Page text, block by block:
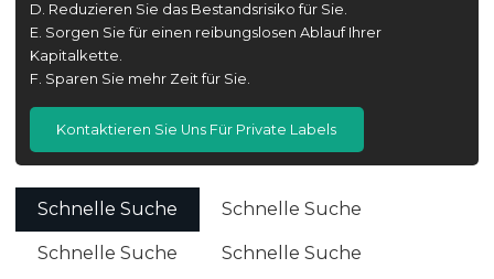
D. Reduzieren Sie das Bestandsrisiko für Sie.
E. Sorgen Sie für einen reibungslosen Ablauf Ihrer
Kapitalkette.
F. Sparen Sie mehr Zeit für Sie.
Kontaktieren Sie Uns Für Private Labels
Schnelle Suche Schnelle Suche
Schnelle Suche Schnelle Suche